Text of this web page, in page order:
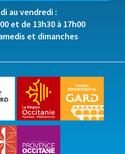
au vendredi :
et de 13h30 à 17h00
et dimanches